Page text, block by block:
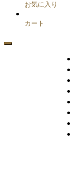
お気に入り
カート